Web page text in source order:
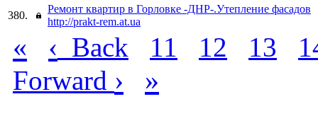
380.
Ремонт квартир в Горловке -ДНР-.Утепление фасадов
http://prakt-rem.at.ua
« ‹ Back 11 12 13
Forward › »